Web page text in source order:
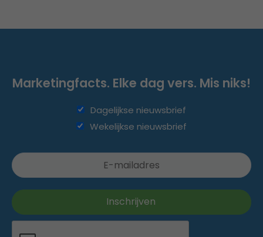
Marketingfacts. Elke dag vers. Mis niks!
Dagelijkse nieuwsbrief
Wekelijkse nieuwsbrief